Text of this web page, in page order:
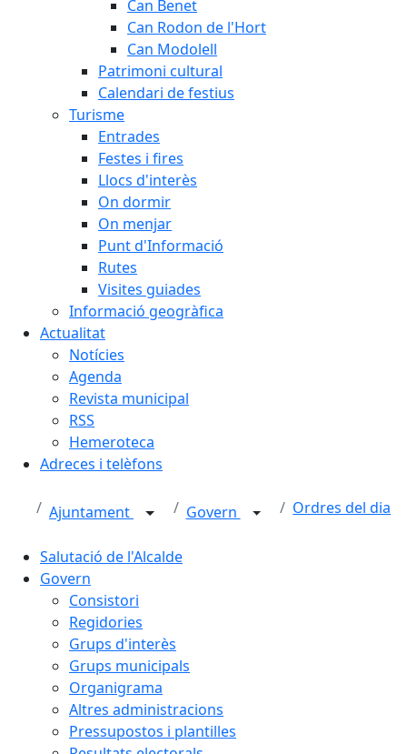
Can Benet
Can Rodon de l'Hort
Can Modolell
Patrimoni cultural
Calendari de festius
Turisme
Entrades
Festes i fires
Llocs d'interès
On dormir
On menjar
Punt d'Informació
Rutes
Visites guiades
Informació geogràfica
Actualitat
Notícies
Agenda
Revista municipal
RSS
Hemeroteca
Adreces i telèfons
Ajuntament Govern Ordres del dia
Salutació de l'Alcalde
Govern
Consistori
Regidories
Grups d'interès
Grups municipals
Organigrama
Altres administracions
Pressupostos i plantilles